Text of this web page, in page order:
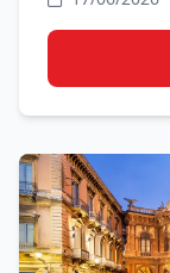
libertà di